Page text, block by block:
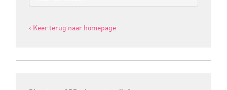
‹ Keer terug naar homepage